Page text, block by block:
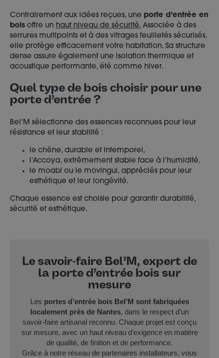
Contrairement aux idées reçues, une porte d’entrée en
bois offre un haut niveau de sécurité. Associée à des
serrures multipoints et à des vitrages feuilletés sécurisés,
elle protège efficacement votre habitation. Sa structure
dense assure également une isolation thermique et
acoustique performante, été comme hiver.
Quel type de bois choisir pour une
porte d’entrée ?
Bel’M sélectionne des essences reconnues pour leur
résistance et leur stabilité :
le chêne, durable et intemporel,
l’Accoya, extrêmement stable face à l’humidité,
le moabi ou le movingui, appréciés pour leur
esthétique et leur longévité.
Chaque essence est choisie pour garantir durabilité,
sécurité et esthétique.
Le savoir-faire Bel’M, expert de
la porte d’entrée bois sur
mesure
Les portes d’entrée bois Bel’M sont fabriquées
localement près de Nantes, dans le respect d’un
savoir‑faire artisanal reconnu. Chaque projet est conçu
sur mesure, avec un haut niveau d’exigence en matière
de qualité, de finition et de performance.
Grâce à notre réseau de partenaires installateurs, vous